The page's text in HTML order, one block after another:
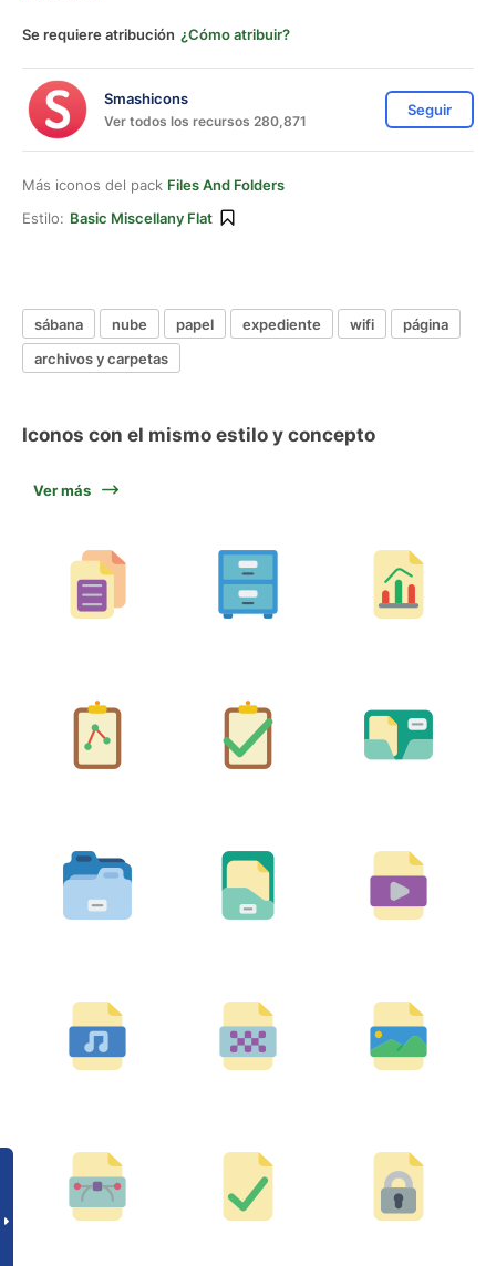
Se requiere atribución ¿Cómo atribuir?
Smashicons
Ver todos los recursos 280,871
Seguir
Más iconos del pack Files And Folders
Estilo: Basic Miscellany Flat
sábana nube papel expediente wifi
página
archivos y carpetas
Iconos con el mismo estilo y concepto
Ver más